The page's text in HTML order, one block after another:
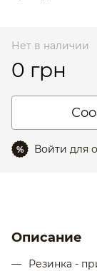
Нет в наличии
0 грн
% Войти для
Описание
Резинка -